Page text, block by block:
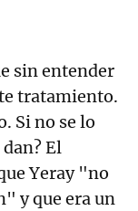
sin entender
tratamiento.
Si no se lo
El
Yeray "no
y que era un